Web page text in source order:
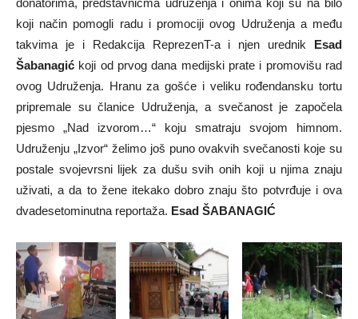
donatorima, predstavnicma udruženja i onima koji su na bilo
koji način pomogli radu i promociji ovog Udruženja a među
takvima je i Redakcija ReprezenT-a i njen urednik Esad
Šabanagić koji od prvog dana medijski prate i promovišu rad
ovog Udruženja. Hranu za gošće i veliku rođendansku tortu
pripremale su članice Udruženja, a svečanost je započela
pjesmo „Nad izvorom…“ koju smatraju svojom himnom.
Udruženju „Izvor“ želimo još puno ovakvih svečanosti koje su
postale svojevrsni lijek za dušu svih onih koji u njima znaju
uživati, a da to žene itekako dobro znaju što potvrđuje i ova
dvadesetominutna reportaža. Esad ŠABANAGIĆ